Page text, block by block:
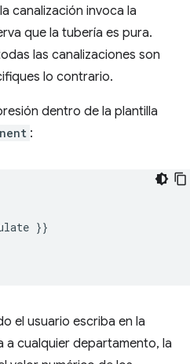
canalización invoca la
que la tubería es pura.
las canalizaciones son
lo contrario.
dentro de la plantilla
:
}}
el usuario escriba en la
cualquier departamento, la